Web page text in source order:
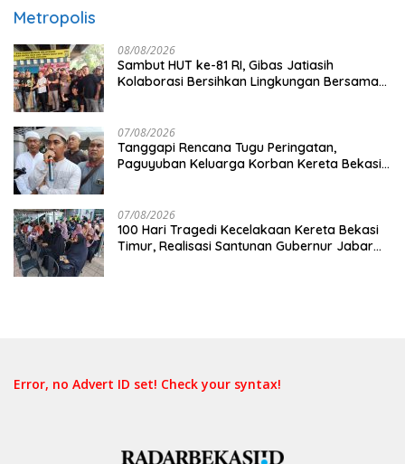
Metropolis
08/08/2026
Sambut HUT ke-81 RI, Gibas Jatiasih
Kolaborasi Bersihkan Lingkungan Bersama
07/08/2026
Tanggapi Rencana Tugu Peringatan,
Paguyuban Keluarga Korban Kereta Bekasi
07/08/2026
100 Hari Tragedi Kecelakaan Kereta Bekasi
Timur, Realisasi Santunan Gubernur Jabar
Error, no Advert ID set! Check your syntax!